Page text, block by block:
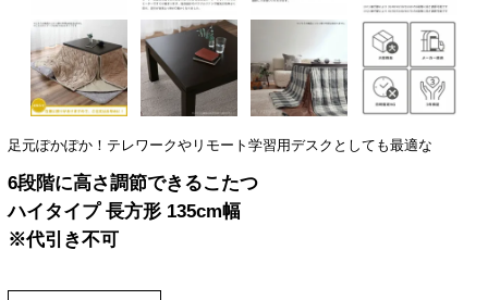
足元ぽかぽか！テレワークやリモート学習用デスクとしても最適な
6段階に高さ調節できるこたつ
ハイタイプ 長方形 135cm幅
※代引き不可